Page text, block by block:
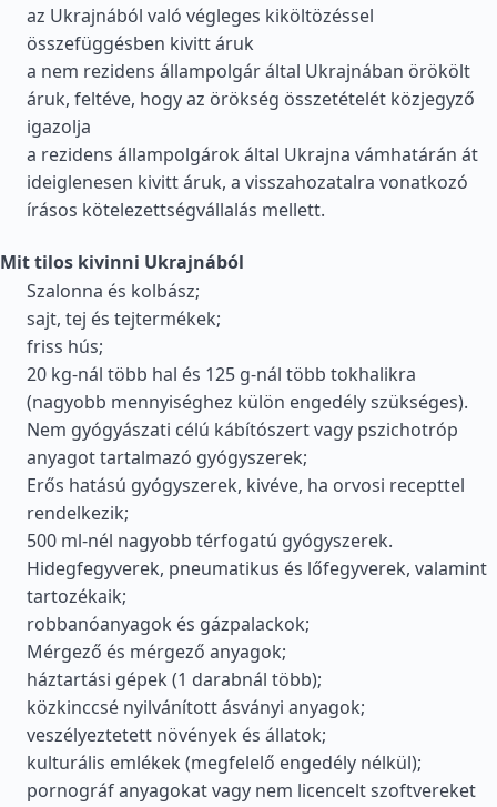
az Ukrajnából való végleges kiköltözéssel
összefüggésben kivitt áruk
a nem rezidens állampolgár által Ukrajnában örökölt
áruk, feltéve, hogy az örökség összetételét közjegyző
igazolja
a rezidens állampolgárok által Ukrajna vámhatárán át
ideiglenesen kivitt áruk, a visszahozatalra vonatkozó
írásos kötelezettségvállalás mellett.
Mit tilos kivinni Ukrajnából
Szalonna és kolbász;
sajt, tej és tejtermékek;
friss hús;
20 kg-nál több hal és 125 g-nál több tokhalikra
(nagyobb mennyiséghez külön engedély szükséges).
Nem gyógyászati célú kábítószert vagy pszichotróp
anyagot tartalmazó gyógyszerek;
Erős hatású gyógyszerek, kivéve, ha orvosi recepttel
rendelkezik;
500 ml-nél nagyobb térfogatú gyógyszerek.
Hidegfegyverek, pneumatikus és lőfegyverek, valamint
tartozékaik;
robbanóanyagok és gázpalackok;
Mérgező és mérgező anyagok;
háztartási gépek (1 darabnál több);
közkinccsé nyilvánított ásványi anyagok;
veszélyeztetett növények és állatok;
kulturális emlékek (megfelelő engedély nélkül);
pornográf anyagokat vagy nem licencelt szoftvereket